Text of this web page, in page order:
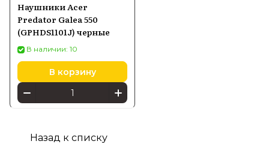
Наушники Acer
Predator Galea 550
(GPHDS1101J) черные
В наличии: 10
В корзину
Назад к списку